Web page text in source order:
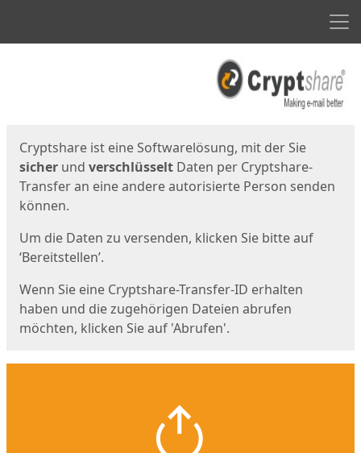
Cryptshare ist eine Softwarelösung, mit der Sie
sicher und verschlüsselt Daten per Cryptshare-
Transfer an eine andere autorisierte Person senden
können.
Um die Daten zu versenden, klicken Sie bitte auf
‘Bereitstellen’.
Wenn Sie eine Cryptshare-Transfer-ID erhalten
haben und die zugehörigen Dateien abrufen
möchten, klicken Sie auf 'Abrufen'.